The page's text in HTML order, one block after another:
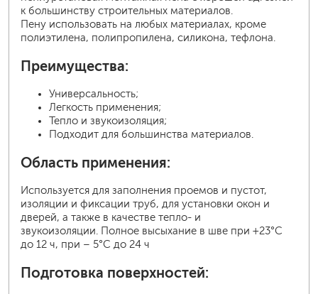
к большинству строительных материалов.
Пену использовать на любых материалах, кроме
полиэтилена, полипропилена, силикона, тефлона.
Преимущества:
Универсальность;
Легкость применения;
Тепло и звукоизоляция;
Подходит для большинства материалов.
Область применения:
Используется для заполнения проемов и пустот,
изоляции и фиксации труб, для установки окон и
дверей, а также в качестве тепло- и
звукоизоляции. Полное высыхание в шве при +23°С
до 12 ч, при – 5°С до 24 ч
Подготовка поверхностей: